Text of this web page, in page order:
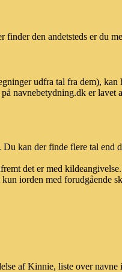
den andetsteds er du
udfra tal fra dem), kan
navnebetydning.dk er lavet
kan der finde flere tal end
det er med
iorden med forudgående
af Kinnie, liste over navne